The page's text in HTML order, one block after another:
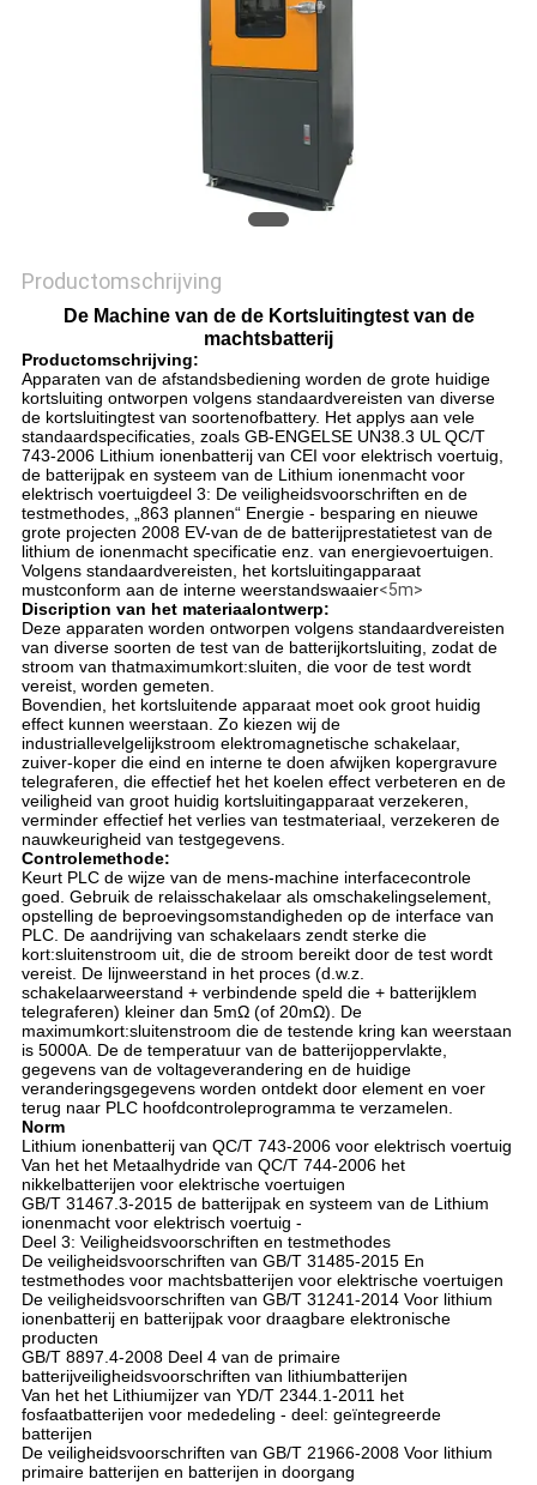
Productomschrijving
De Machine van de de Kortsluitingtest van de
machtsbatterij
Productomschrijving:
Apparaten van de afstandsbediening worden de grote huidige
kortsluiting ontworpen volgens standaardvereisten van diverse
de kortsluitingtest van soortenofbattery. Het applys aan vele
standaardspecificaties, zoals GB-ENGELSE UN38.3 UL QC/T
743-2006 Lithium ionenbatterij van CEI voor elektrisch voertuig,
de batterijpak en systeem van de Lithium ionenmacht voor
elektrisch voertuigdeel 3: De veiligheidsvoorschriften en de
testmethodes, „863 plannen“ Energie - besparing en nieuwe
grote projecten 2008 EV-van de de batterijprestatietest van de
lithium de ionenmacht specificatie enz. van energievoertuigen.
Volgens standaardvereisten, het kortsluitingapparaat
mustconform aan de interne weerstandswaaier<5m>
Discription van het materiaalontwerp:
Deze apparaten worden ontworpen volgens standaardvereisten
van diverse soorten de test van de batterijkortsluiting, zodat de
stroom van thatmaximumkort:sluiten, die voor de test wordt
vereist, worden gemeten.
Bovendien, het kortsluitende apparaat moet ook groot huidig
effect kunnen weerstaan. Zo kiezen wij de
industriallevelgelijkstroom elektromagnetische schakelaar,
zuiver-koper die eind en interne te doen afwijken kopergravure
telegraferen, die effectief het het koelen effect verbeteren en de
veiligheid van groot huidig kortsluitingapparaat verzekeren,
verminder effectief het verlies van testmateriaal, verzekeren de
nauwkeurigheid van testgegevens.
Controlemethode:
Keurt PLC de wijze van de mens-machine interfacecontrole
goed. Gebruik de relaisschakelaar als omschakelingselement,
opstelling de beproevingsomstandigheden op de interface van
PLC. De aandrijving van schakelaars zendt sterke die
kort:sluitenstroom uit, die de stroom bereikt door de test wordt
vereist. De lijnweerstand in het proces (d.w.z.
schakelaarweerstand + verbindende speld die + batterijklem
telegraferen) kleiner dan 5mΩ (of 20mΩ). De
maximumkort:sluitenstroom die de testende kring kan weerstaan
is 5000A. De de temperatuur van de batterijoppervlakte,
gegevens van de voltageverandering en de huidige
veranderingsgegevens worden ontdekt door element en voer
terug naar PLC hoofdcontroleprogramma te verzamelen.
Norm
Lithium ionenbatterij van QC/T 743-2006 voor elektrisch voertuig
Van het het Metaalhydride van QC/T 744-2006 het
nikkelbatterijen voor elektrische voertuigen
GB/T 31467.3-2015 de batterijpak en systeem van de Lithium
ionenmacht voor elektrisch voertuig -
Deel 3: Veiligheidsvoorschriften en testmethodes
De veiligheidsvoorschriften van GB/T 31485-2015 En
testmethodes voor machtsbatterijen voor elektrische voertuigen
De veiligheidsvoorschriften van GB/T 31241-2014 Voor lithium
ionenbatterij en batterijpak voor draagbare elektronische
producten
GB/T 8897.4-2008 Deel 4 van de primaire
batterijveiligheidsvoorschriften van lithiumbatterijen
Van het het Lithiumijzer van YD/T 2344.1-2011 het
fosfaatbatterijen voor mededeling - deel: geïntegreerde
batterijen
De veiligheidsvoorschriften van GB/T 21966-2008 Voor lithium
primaire batterijen en batterijen in doorgang